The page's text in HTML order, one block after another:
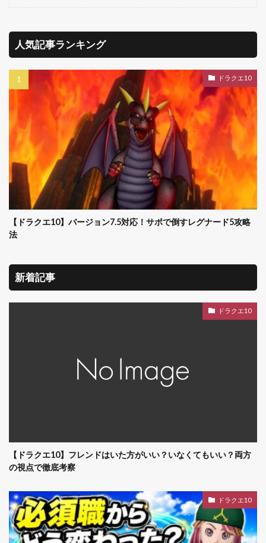
人気記事ランキング
ドラクエ10
【ドラクエ10】バージョン7.5対応！サポで倒すレグナード5攻略
法
新着記事
ドラクエ10
【ドラクエ10】フレンドはいた方がいい？いなくてもいい？両方
の視点で徹底考察
ドラクエ10